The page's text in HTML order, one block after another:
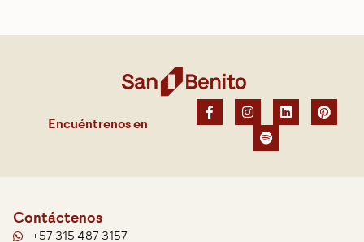
Encuéntrenos en
Contáctenos
+57 315 487 3157